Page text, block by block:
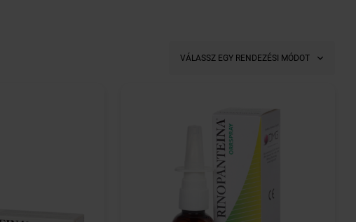
VÁLASSZ EGY RENDEZÉSI MÓDOT